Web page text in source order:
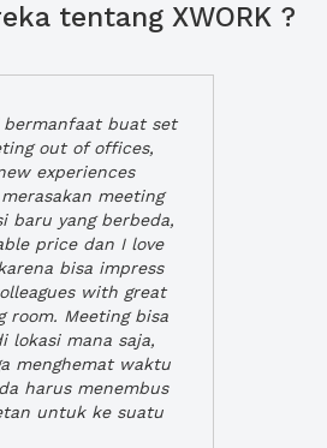
tentang XWORK ?
bermanfaat buat set
out of offices,
experiences
meeting
baru yang berbeda,
price dan I love
bisa impress
with great
room. Meeting bisa
lokasi mana saja,
menghemat waktu
harus menembus
untuk ke suatu